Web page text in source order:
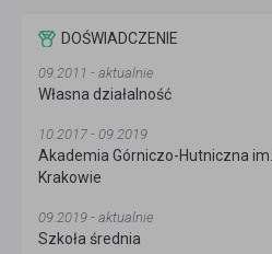
DOŚWIADCZENIE
09.2011 - aktualnie
Własna działalność
10.2017 - 09.2019
Akademia Górniczo-Hutniczna
Krakowie
09.2019 - aktualnie
Szkoła średnia